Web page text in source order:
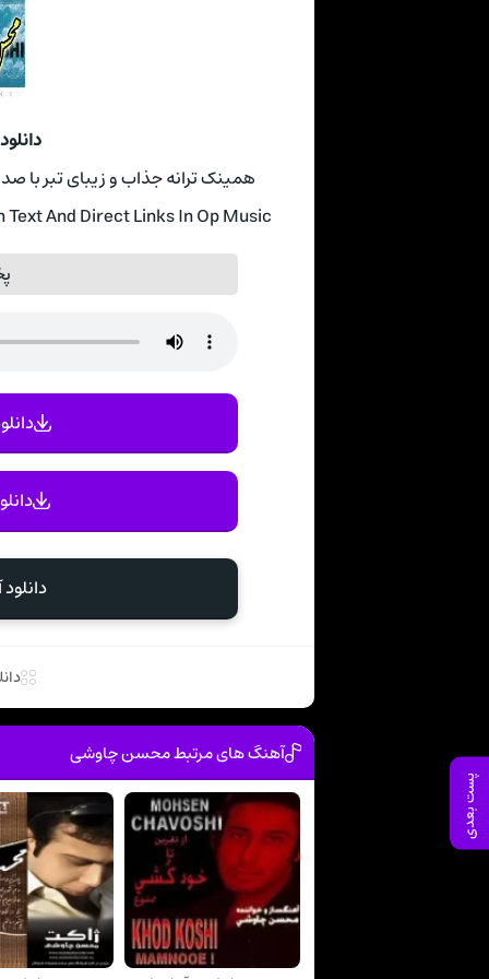
پست بعدی
همینک ترانه جذاب و زیبای تبر
Text And Direct Links In Op Music
آهنگ های مرتبط محسن چاوشی